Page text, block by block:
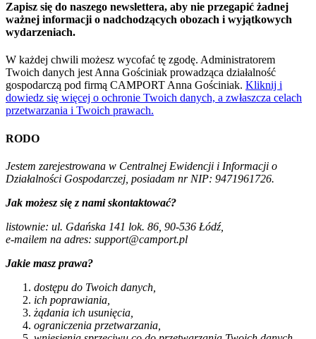
Zapisz się do naszego newslettera, aby nie przegapić żadnej
ważnej informacji o nadchodzących obozach i wyjątkowych
wydarzeniach.
W każdej chwili możesz wycofać tę zgodę. Administratorem
Twoich danych jest Anna Gościniak prowadząca działalność
gospodarczą pod firmą CAMPORT Anna Gościniak. Kliknij i
dowiedz się więcej o ochronie Twoich danych, a zwłaszcza celach
przetwarzania i Twoich prawach.
RODO
Jestem zarejestrowana w Centralnej Ewidencji i Informacji o
Działalności Gospodarczej, posiadam nr NIP: 9471961726.
Jak możesz się z nami skontaktować?
listownie: ul. Gdańska 141 lok. 86, 90-536 Łódź,
e-mailem na adres: support@camport.pl
Jakie masz prawa?
dostępu do Twoich danych,
ich poprawiania,
żądania ich usunięcia,
ograniczenia przetwarzania,